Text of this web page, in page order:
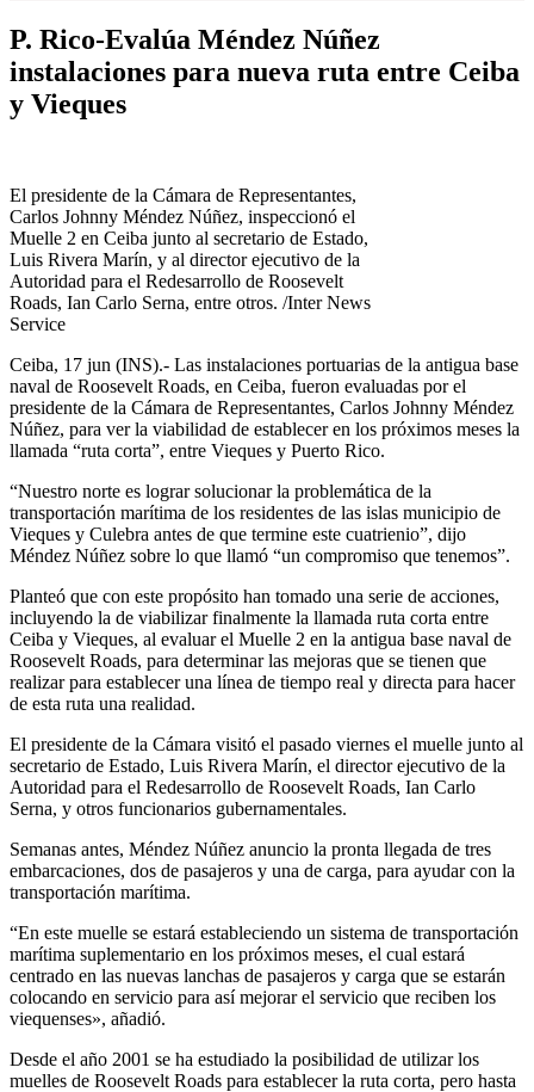
P. Rico-Evalúa Méndez Núñez
instalaciones para nueva ruta entre Ceiba
y Vieques
El presidente de la Cámara de Representantes,
Carlos Johnny Méndez Núñez, inspeccionó el
Muelle 2 en Ceiba junto al secretario de Estado,
Luis Rivera Marín, y al director ejecutivo de la
Autoridad para el Redesarrollo de Roosevelt
Roads, Ian Carlo Serna, entre otros. /Inter News
Service
Ceiba, 17 jun (INS).- Las instalaciones portuarias de la antigua base
naval de Roosevelt Roads, en Ceiba, fueron evaluadas por el
presidente de la Cámara de Representantes, Carlos Johnny Méndez
Núñez, para ver la viabilidad de establecer en los próximos meses la
llamada “ruta corta”, entre Vieques y Puerto Rico.
“Nuestro norte es lograr solucionar la problemática de la
transportación marítima de los residentes de las islas municipio de
Vieques y Culebra antes de que termine este cuatrienio”, dijo
Méndez Núñez sobre lo que llamó “un compromiso que tenemos”.
Planteó que con este propósito han tomado una serie de acciones,
incluyendo la de viabilizar finalmente la llamada ruta corta entre
Ceiba y Vieques, al evaluar el Muelle 2 en la antigua base naval de
Roosevelt Roads, para determinar las mejoras que se tienen que
realizar para establecer una línea de tiempo real y directa para hacer
de esta ruta una realidad.
El presidente de la Cámara visitó el pasado viernes el muelle junto al
secretario de Estado, Luis Rivera Marín, el director ejecutivo de la
Autoridad para el Redesarrollo de Roosevelt Roads, Ian Carlo
Serna, y otros funcionarios gubernamentales.
Semanas antes, Méndez Núñez anuncio la pronta llegada de tres
embarcaciones, dos de pasajeros y una de carga, para ayudar con la
transportación marítima.
“En este muelle se estará estableciendo un sistema de transportación
marítima suplementario en los próximos meses, el cual estará
centrado en las nuevas lanchas de pasajeros y carga que se estarán
colocando en servicio para así mejorar el servicio que reciben los
viequenses», añadió.
Desde el año 2001 se ha estudiado la posibilidad de utilizar los
muelles de Roosevelt Roads para establecer la ruta corta, pero hasta